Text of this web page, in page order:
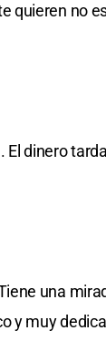
quieren no
dinero
una
y muy